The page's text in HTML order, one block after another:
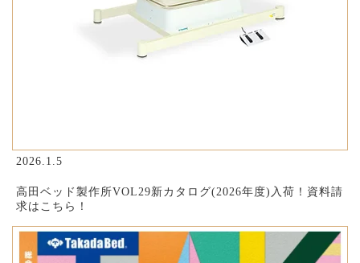
2026.1.5
高田ベッド製作所VOL29新カタログ(2026年度)入荷！資料請
求はこちら！